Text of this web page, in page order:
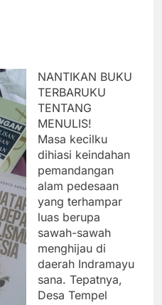
NANTIKAN BUKU
TERBARUKU
TENTANG
MENULIS!
Masa kecilku
dihiasi keindahan
pemandangan
alam pedesaan
yang terhampar
luas berupa
sawah-sawah
menghijau di
daerah Indramayu
sana. Tepatnya,
Desa Tempel